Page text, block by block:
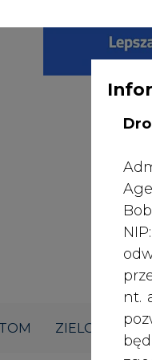
WYDAWCA
ZIELONA
nt.